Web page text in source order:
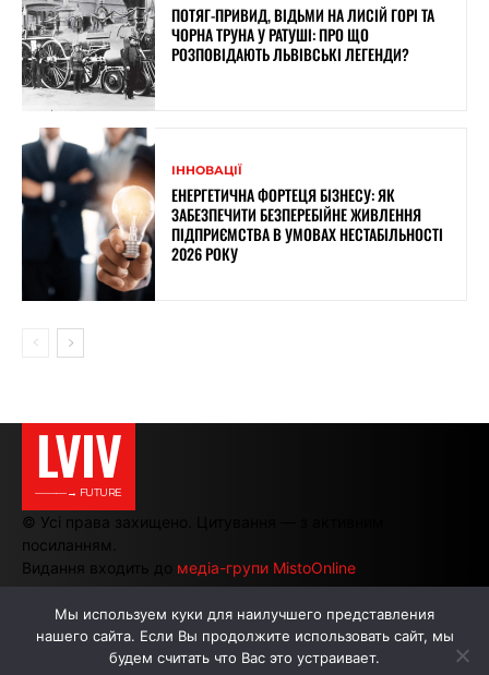
ПОТЯГ-ПРИВИД, ВІДЬМИ НА ЛИСІЙ ГОРІ ТА
ЧОРНА ТРУНА У РАТУШІ: ПРО ЩО
РОЗПОВІДАЮТЬ ЛЬВІВСЬКІ ЛЕГЕНДИ?
ІННОВАЦІЇ
ЕНЕРГЕТИЧНА ФОРТЕЦЯ БІЗНЕСУ: ЯК
ЗАБЕЗПЕЧИТИ БЕЗПЕРЕБІЙНЕ ЖИВЛЕННЯ
ПІДПРИЄМСТВА В УМОВАХ НЕСТАБІЛЬНОСТІ
2026 РОКУ
LVIV
———→ FUTURE
© Усі права захищено. Цитування — з активним
посиланням.
Видання входить до медіа-групи MistoOnline
АВТОРИ РЕКЛАМА НА САЙТІ
Мы используем куки для наилучшего представления
нашего сайта. Если Вы продолжите использовать сайт, мы
будем считать что Вас это устраивает.